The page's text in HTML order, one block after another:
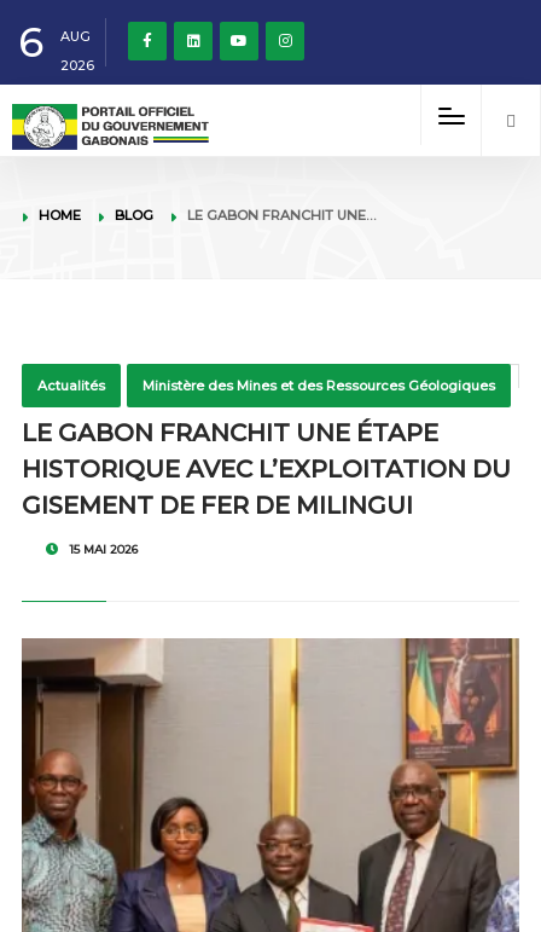
6
AUG
2026
HOME BLOG LE GABON FRANCHIT UNE…
Actualités Ministère des Mines et des Ressources Géologiques
LE GABON FRANCHIT UNE ÉTAPE
HISTORIQUE AVEC L’EXPLOITATION DU
GISEMENT DE FER DE MILINGUI
15 MAI 2026